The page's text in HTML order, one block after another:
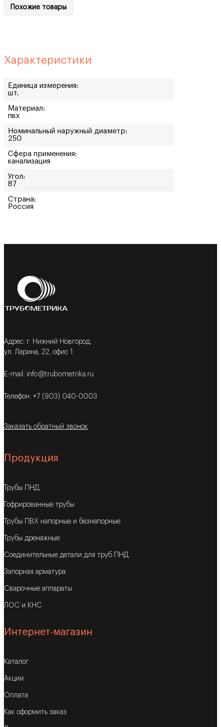
Похожие товары
Характеристики
Единица измерения:
шт.
Материал:
пвх
Номинальный наружный диаметр:
250
Сфера применения:
канализация
Угол:
87
Страна:
Россия
Адрес: г. Нижний Новгород,
ул. Ларина, 22, офис 1
E-mail: info@trubometrika.ru
Телефон: +7 (903) 040-0003
Заказать обратный звонок
Продукция
Трубы ПНД
Гофрированные трубы
Трубы ПВХ напорные и безнапорные
Трубы дренажные
Соединительные детали для труб ПНД
Запорная арматура
Сварочные аппараты
ЛОС и КНС
Интернет-магазин
Каталог
Акции
Оплата
Как оформить заказ